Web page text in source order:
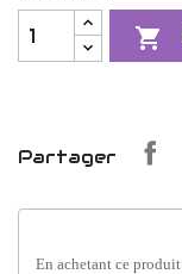

Partager
En achetant ce